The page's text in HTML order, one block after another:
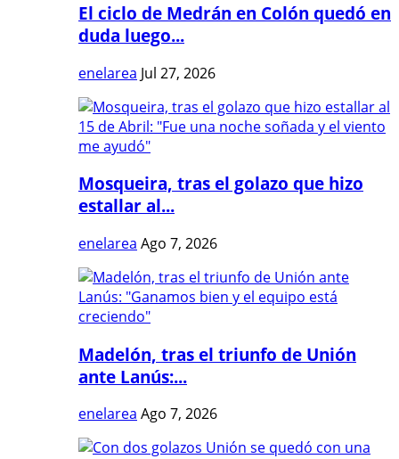
El ciclo de Medrán en Colón quedó en
duda luego...
enelarea Jul 27, 2026
Mosqueira, tras el golazo que hizo
estallar al...
enelarea Ago 7, 2026
Madelón, tras el triunfo de Unión
ante Lanús:...
enelarea Ago 7, 2026